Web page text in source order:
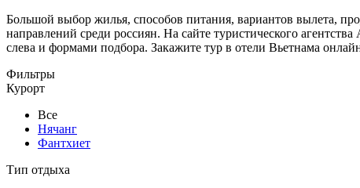
Большой выбор жилья, способов питания, вариантов вылета,
направлений среди россиян. На сайте туристического
слева и формами подбора. Закажите тур в отели Вьетнама
Фильтры
Курорт
Все
Нячанг
Фантхиет
Тип отдыха